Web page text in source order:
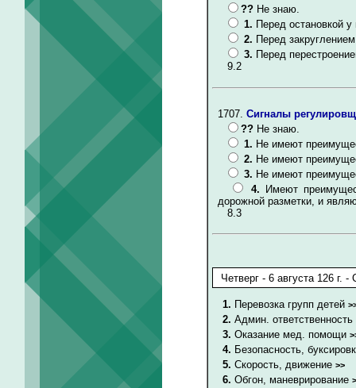
?? Не знаю.
1. Перед остановкой
2. Перед
3. Перед
9.2
1707. Сигналы
?? Не знаю.
1. Не имеют
2. Не имеют
3. Не имеют
4. Имеют
дорожной разметки, и
8.3
1. Перевозка групп детей
2. Админ. ответственность
3. Оказание мед. помощи
4. Безопасность,
5. Скорость, движение >>
6. Обгон, маневрирование